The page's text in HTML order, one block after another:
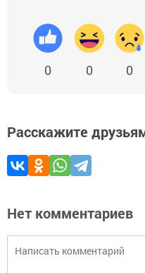
0 0 0
Расскажите
Нет комментариев